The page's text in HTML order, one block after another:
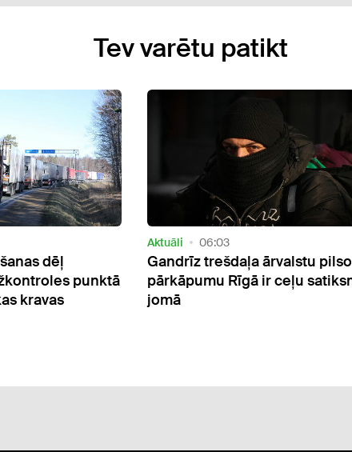
Tev varētu patikt
pilsoņu
ceļu satiksmes
Satiksme 07:39
Iebraukšanai Rīgā no Jelgavas
puses atvērts jaunais pārvads